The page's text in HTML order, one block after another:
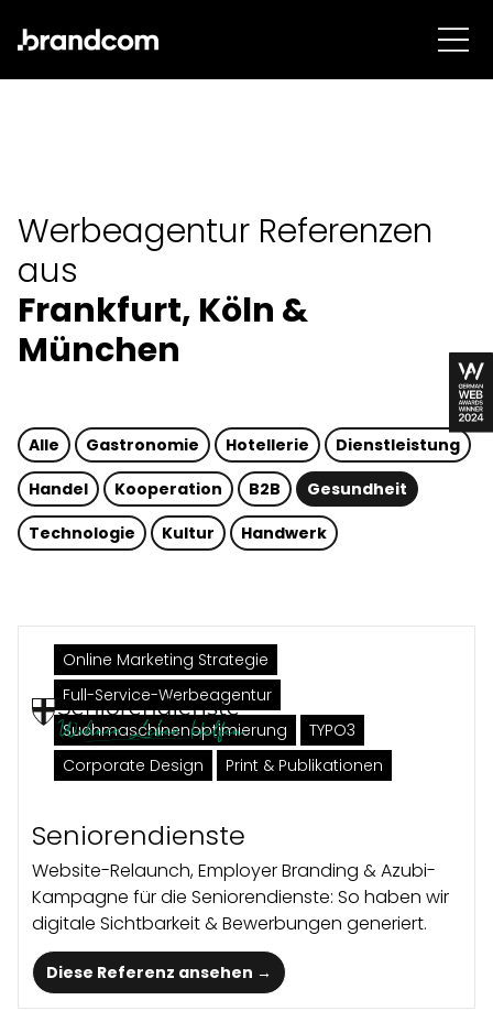
Werbeagentur Referenzen
aus
Frankfurt, Köln &
München
Alle Gastronomie Hotellerie
Dienstleistung
Handel
Kooperation B2B
Gesundheit
Technologie
Kultur Handwerk
Online Marketing Strategie
Full-Service-Werbeagentur
Suchmaschinenoptimierung
TYPO3
Corporate Design
Print & Publikationen
Seniorendienste
Website-Relaunch, Employer Branding & Azubi-
Kampagne für die Seniorendienste: So haben wir
digitale Sichtbarkeit & Bewerbungen generiert.
Diese Referenz ansehen →